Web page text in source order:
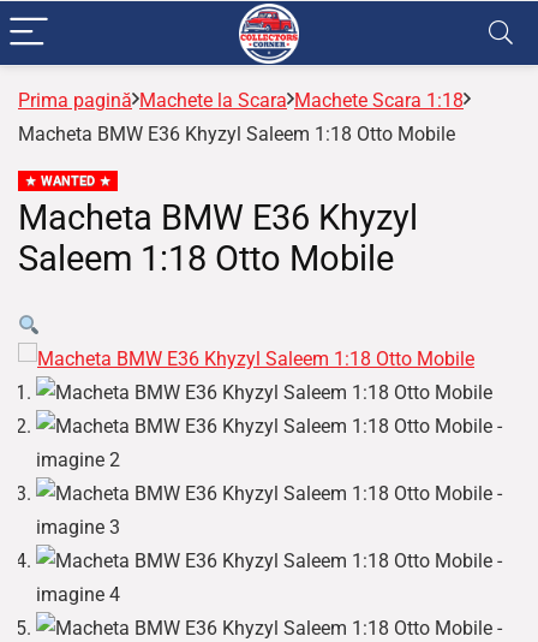
Prima pagină Machete la Scara Machete Scara 1:18
Macheta BMW E36 Khyzyl Saleem 1:18 Otto Mobile
WANTED
Macheta BMW E36 Khyzyl
Saleem 1:18 Otto Mobile